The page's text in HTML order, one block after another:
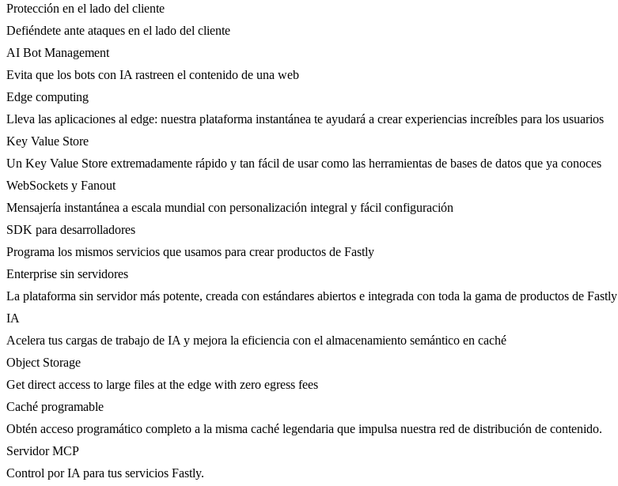
Protección en el lado del cliente
Defiéndete ante ataques en el lado del cliente
AI Bot Management
Evita que los bots con IA rastreen el contenido de una web
Edge computing
Lleva las aplicaciones al edge: nuestra plataforma instantánea te ayudará a crear experiencias increíbles para los usuarios
Key Value Store
Un Key Value Store extremadamente rápido y tan fácil de usar como las herramientas de bases de datos que ya conoces
WebSockets y Fanout
Mensajería instantánea a escala mundial con personalización integral y fácil configuración
SDK para desarrolladores
Programa los mismos servicios que usamos para crear productos de Fastly
Enterprise sin servidores
La plataforma sin servidor más potente, creada con estándares abiertos e integrada con toda la gama de productos de Fastly
IA
Acelera tus cargas de trabajo de IA y mejora la eficiencia con el almacenamiento semántico en caché
Object Storage
Get direct access to large files at the edge with zero egress fees
Caché programable
Obtén acceso programático completo a la misma caché legendaria que impulsa nuestra red de distribución de contenido.
Servidor MCP
Control por IA para tus servicios Fastly.